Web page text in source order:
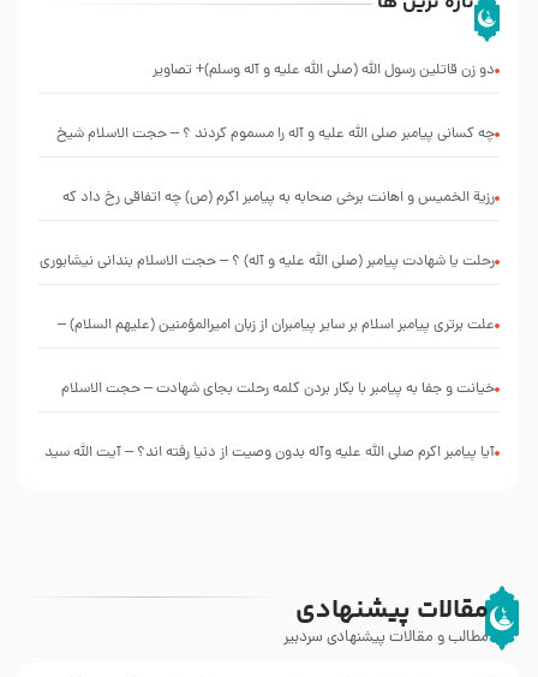
دو زن قاتلين رسول الله (صلى‌ الله‌ علیه‌ و آله‌ وسلم)+ تصاویر
چه کسانی پیامبر صلی الله علیه و آله را مسموم کردند ؟ – حجت الاسلام شیخ
رزیة الخمیس و اهانت برخی صحابه به پیامبر اکرم (ص) چه اتفاقی رخ داد که
رحلت یا شهادت پیامبر (صلی الله علیه و آله) ؟ – حجت الاسلام بندانی نیشابوری
علت برتری پیامبر اسلام بر سایر پیامبران از زبان امیرالمؤمنین (علیهم السلام) –
خیانت و جفا به پیامبر با بکار بردن کلمه رحلت بجای شهادت – حجت الاسلام
آیا پیامبر اکرم صلی الله علیه وآله بدون وصیت از دنیا رفته ‌اند؟ – آیت الله سید
مقالات پیشنهادی
مطالب و مقالات پیشنهادی سردبیر